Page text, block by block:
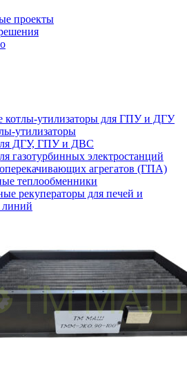
проекты
котлы-утилизаторы для ГПУ и ДГУ
утилизаторы
ДГУ, ГПУ и ДВС
газотурбинных электростанций
агрегатов (ГПА)
теплообменники
рекуператоры для печей и
линий